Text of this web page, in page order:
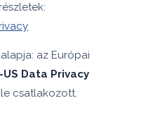
az Európai
Data Privacy
csatlakozott.